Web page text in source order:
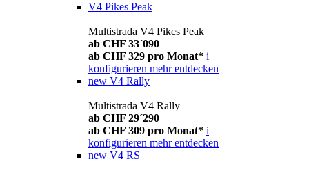
V4 Pikes Peak
Multistrada V4 Pikes Peak
ab CHF 33´090
ab CHF 329 pro Monat* i
konfigurieren mehr entdecken
new V4 Rally
Multistrada V4 Rally
ab CHF 29´290
ab CHF 309 pro Monat* i
konfigurieren mehr entdecken
new V4 RS